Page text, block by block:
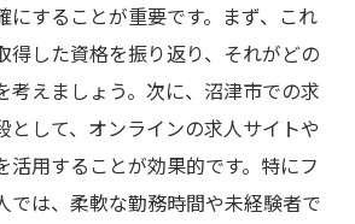
にすることが重要です。まず、これ
得した資格を振り返り、それがどの
考えましょう。次に、沼津市での求
として、オンラインの求人サイトや
活用することが効果的です。特にフ
では、柔軟な勤務時間や未経験者で